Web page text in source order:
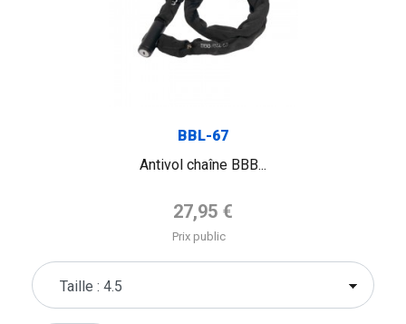
BBL-67
Antivol chaîne BBB...
Prix de base
27,95 €
Prix public